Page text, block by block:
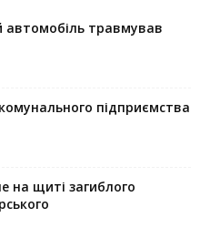
автомобіль травмував
підприємства
на щиті загиблого